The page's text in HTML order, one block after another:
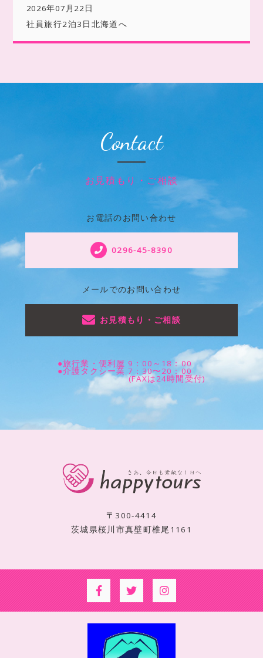
2026年07月22日
社員旅行2泊3日北海道へ
Contact
お見積もり・ご相談
お電話のお問い合わせ
0296-45-8390
メールでのお問い合わせ
お見積もり・ご相談
●旅行業・便利屋 9：00～18：00
●介護タクシー業 7：30〜20：00
(FAXは24時間受付)
〒300-4414
茨城県桜川市真壁町椎尾1161